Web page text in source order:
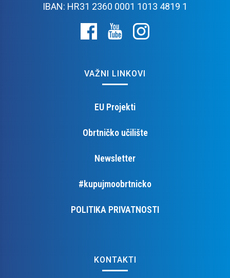
IBAN: HR31 2360 0001 1013 4819 1
VAŽNI LINKOVI
EU Projekti
Obrtničko učilište
Newsletter
#kupujmoobrtnicko
POLITIKA PRIVATNOSTI
KONTAKTI